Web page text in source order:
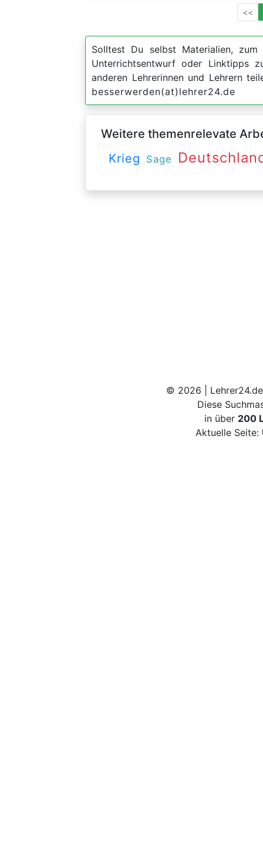
<<
Solltest Du selbst Materialien,
Unterrichtsentwurf oder Linktipps
anderen Lehrerinnen und Lehrern
besserwerden(at)lehrer24.de
Weitere themenrelevate
Krieg
Sage
© 2026 |
Diese
in über 200
Aktuelle Seite: